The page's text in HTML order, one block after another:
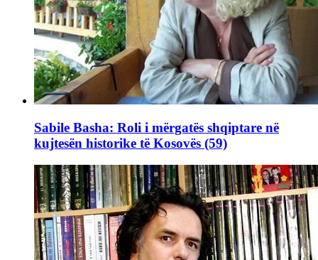
Sabile Basha: Roli i mërgatës shqiptare në
kujtesën historike të Kosovës (59)